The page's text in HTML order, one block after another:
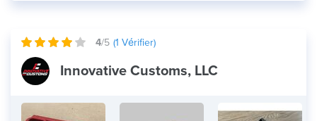
4/5 (1 Vérifier)
Innovative Customs, LLC